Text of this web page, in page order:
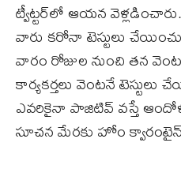
ట్వీట్టర్‌లో ఆయన
వారు కరోనా టెస్టులు
వారం రోజుల నుంచి తన
కార్యకర్తలు వెంటనే
ఎవరికైనా పాజిటివ్‌ వస్తే
సూచన మేరకు హోం